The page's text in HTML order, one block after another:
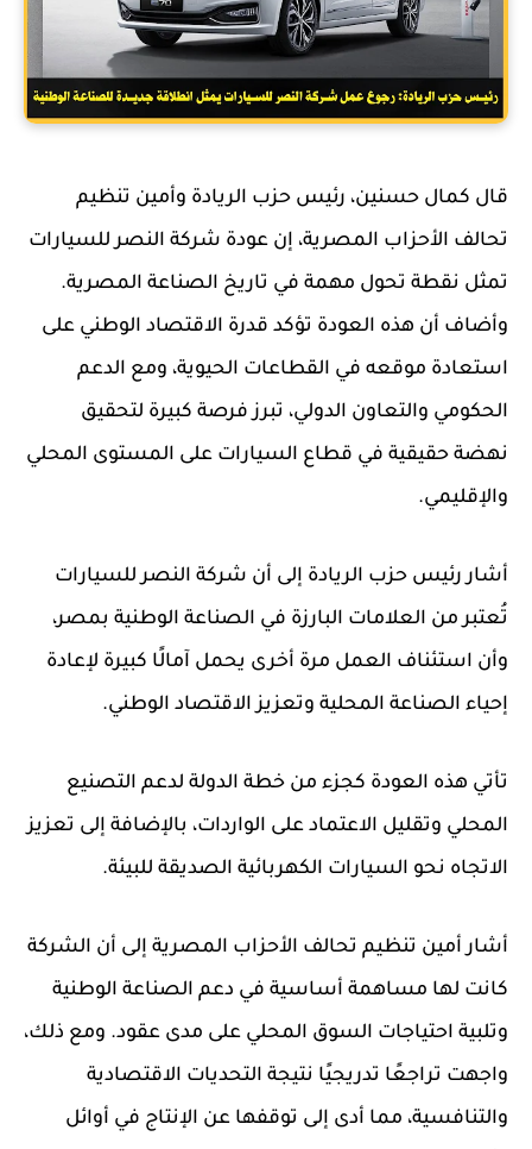
قال كمال حسنين، رئيس حزب الريادة وأمين تنظيم
تحالف الأحزاب المصرية، إن عودة شركة النصر للسيارات
تمثل نقطة تحول مهمة في تاريخ الصناعة المصرية.
وأضاف أن هذه العودة تؤكد قدرة الاقتصاد الوطني على
استعادة موقعه في القطاعات الحيوية، ومع الدعم
الحكومي والتعاون الدولي، تبرز فرصة كبيرة لتحقيق
نهضة حقيقية في قطاع السيارات على المستوى المحلي
والإقليمي.
أشار رئيس حزب الريادة إلى أن شركة النصر للسيارات
تُعتبر من العلامات البارزة في الصناعة الوطنية بمصر،
وأن استئناف العمل مرة أخرى يحمل آمالًا كبيرة لإعادة
إحياء الصناعة المحلية وتعزيز الاقتصاد الوطني.
تأتي هذه العودة كجزء من خطة الدولة لدعم التصنيع
المحلي وتقليل الاعتماد على الواردات، بالإضافة إلى تعزيز
الاتجاه نحو السيارات الكهربائية الصديقة للبيئة.
أشار أمين تنظيم تحالف الأحزاب المصرية إلى أن الشركة
كانت لها مساهمة أساسية في دعم الصناعة الوطنية
وتلبية احتياجات السوق المحلي على مدى عقود. ومع ذلك،
واجهت تراجعًا تدريجيًا نتيجة التحديات الاقتصادية
والتنافسية، مما أدى إلى توقفها عن الإنتاج في أوائل